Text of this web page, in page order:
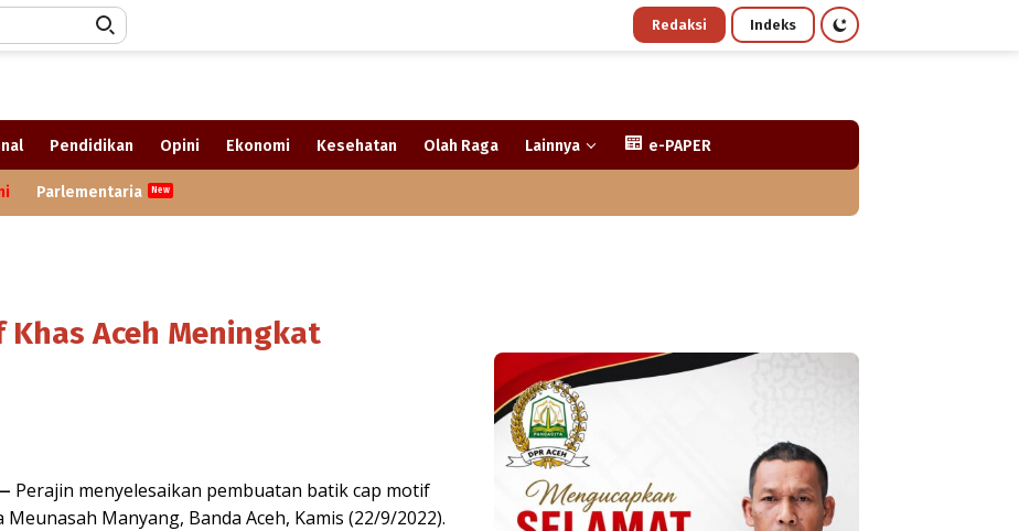
Redaksi Indeks
Pendidikan Opini Ekonomi Kesehatan Olah Raga Lainnya e-PAPER
Parlementaria
Aceh Meningkat
Perajin menyelesaikan pembuatan batik cap motif
Meunasah Manyang, Banda Aceh, Kamis (22/9/2022).